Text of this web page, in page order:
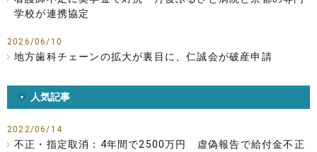
学校が連携協定
2026/06/10
地方歯科チェーンの拡大が裏目に、仁誠会が破産申請
人気記事
2022/06/14
不正・指定取消：4年間で2500万円 虚偽報告で給付金不正